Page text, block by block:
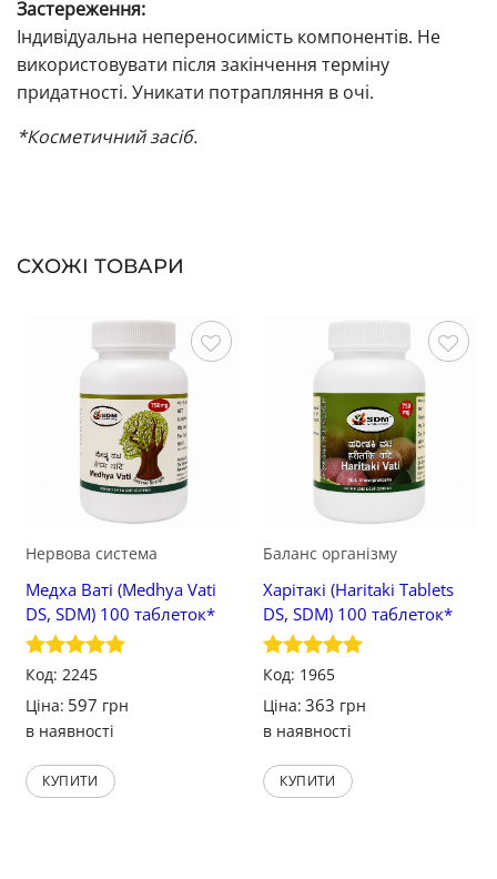
Застереження:
Індивідуальна непереносимість компонентів. Не
використовувати після закінчення терміну
придатності. Уникати потрапляння в очі.
*Косметичний засіб.
СХОЖІ ТОВАРИ
Зберегти
Нервова система
Медха Ваті (Medhya Vati
DS, SDM) 100 таблеток*
Оцінено в
Код: 2245
Ціна: 597 грн
в наявності
КУПИТИ
Зберегти
Баланс організму
Харітакі (Haritaki Tablets
DS, SDM) 100 таблеток*
Оцінено в
Код: 1965
Ціна: 363 грн
в наявності
КУПИТИ